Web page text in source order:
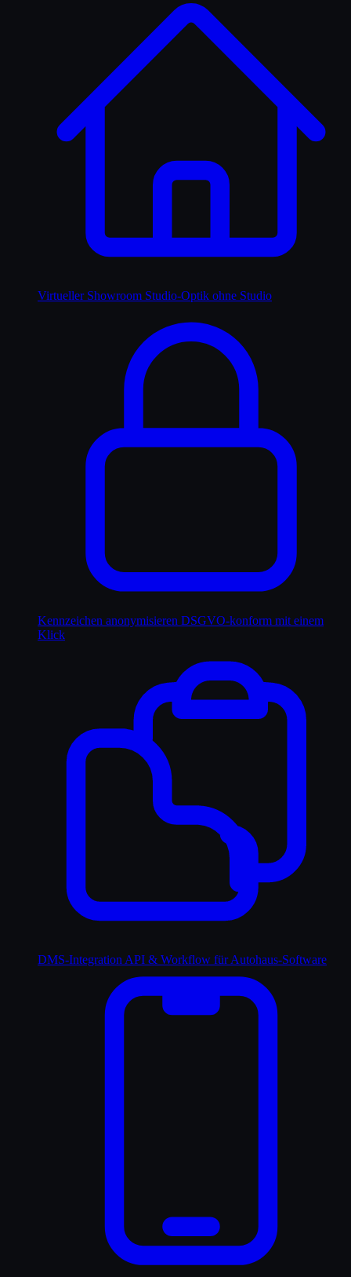
Virtueller Showroom Studio-Optik ohne Studio
Kennzeichen anonymisieren DSGVO-konform mit einem
Klick
DMS-Integration API & Workflow für Autohaus-Software